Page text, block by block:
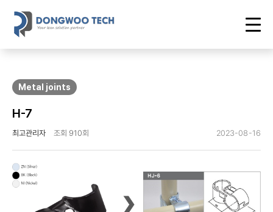
Metal joints
H-7
최고관리자 조회 910회 2023-08-16